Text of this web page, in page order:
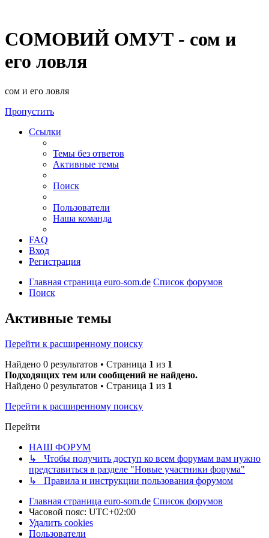
СОМОВИЙ ОМУТ - сом и
его ловля
сом и его ловля
Пропустить
Ссылки
Темы без ответов
Активные темы
Поиск
Пользователи
Наша команда
FAQ
Вход
Регистрация
Главная страница euro-som.de Список форумов
Поиск
Активные темы
Перейти к расширенному поиску
Найдено 0 результатов • Страница 1 из 1
Подходящих тем или сообщений не найдено.
Найдено 0 результатов • Страница 1 из 1
Перейти к расширенному поиску
Перейти
НАШ ФОРУМ
↳ Чтобы получить доступ ко всем форумам вам нужно
представиться в разделе "Новые участники форума"
↳ Правила и инструкции пользования форумом
Главная страница euro-som.de Список форумов
Часовой пояс: UTC+02:00
Удалить cookies
Пользователи